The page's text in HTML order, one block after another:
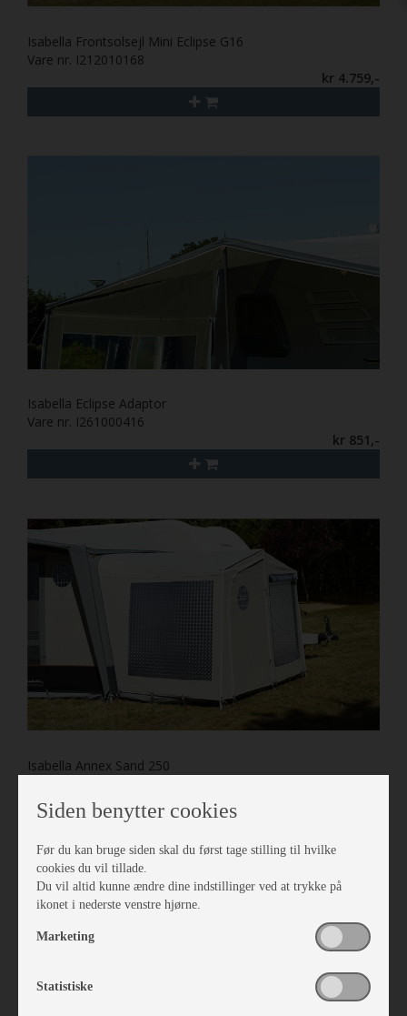
Isabella Frontsolsejl Mini Eclipse G16
Vare nr. I212010168
kr 4.759,-
Isabella Eclipse Adaptor
Vare nr. I261000416
kr 851,-
Isabella Annex Sand 250
Siden benytter cookies
Før du kan bruge siden skal du først tage stilling til hvilke
cookies du vil tillade.
Du vil altid kunne ændre dine indstillinger ved at trykke på
ikonet i nederste venstre hjørne.
Marketing
Statistiske